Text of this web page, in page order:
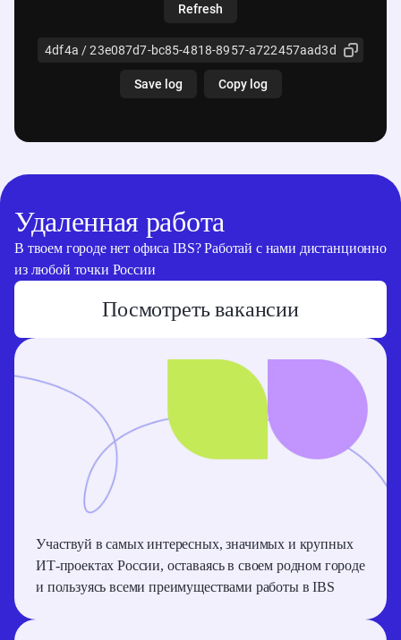
Удаленная работа
В твоем городе нет офиса IBS? Работай с нами дистанционно
из любой точки России
Посмотреть вакансии
Участвуй в самых интересных, значимых и крупных
ИТ-проектах России, оставаясь в своем родном городе
и пользуясь всеми преимуществами работы в IBS